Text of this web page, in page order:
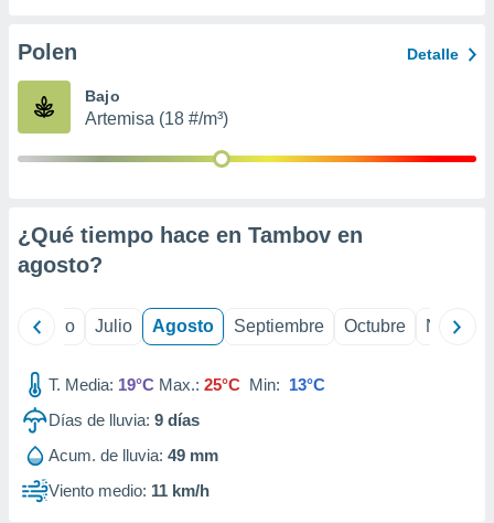
e
mediante
de
1199
Polen Detalle
Bajo
Artemisa (18 #/m³)
¿Qué tiempo hace en Tambov en
agosto?
Junio Julio Agosto Septiembre Octubre
T. Media: 19°C Max.: 25°C Min: 13°C
Días de lluvia: 9 días
Acum. de lluvia: 49 mm
Viento medio: 11 km/h